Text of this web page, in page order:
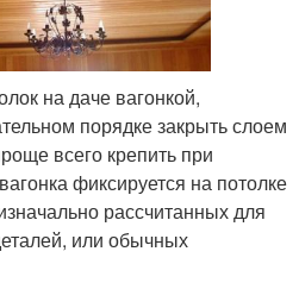
на даче вагонкой,
порядке закрыть слоем
всего крепить при
фиксируется на потолке
рассчитанных для
или обычных